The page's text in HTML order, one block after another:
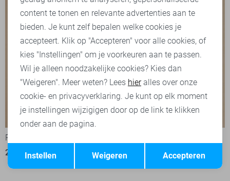
-50%
Red Button T-shirt
25,00 49,99
25,00
49,99
Terug Opslaan
content te tonen en relevante advertenties aan te
bieden. Je kunt zelf bepalen welke cookies je
accepteert. Klik op "Accepteren" voor alle cookies, of
kies "Instellingen" om je voorkeuren aan te passen.
Wil je alleen noodzakelijke cookies? Kies dan
"Weigeren". Meer weten? Lees hieralles over onze
cookie- en privacyverklaring. Je kunt op elk moment
je instellingen wijzigigen door op de link te klikken
onder aan de pagina.
Accepteren
Weigeren
Instellen